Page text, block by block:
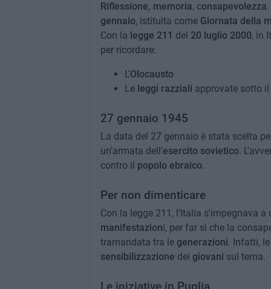
Riflessione, memoria, consapevolezza
gennaio, istituita come Giornata della
Con la legge 211 del 20 luglio 2000, in
per ricordare:
L'Olocausto
Le leggi razziali approvate sotto
27 gennaio 1945
La data del 27 gennaio è stata scelta
un'armata dell'esercito sovietico.
contro il popolo ebraico.
Per non dimenticare
Con la legge 211, l'Italia s'impegnava a
manifestazioni, per far sì che la
tramandata tra le generazioni. Infatti,
sensibilizzazione dei giovani sul tema.